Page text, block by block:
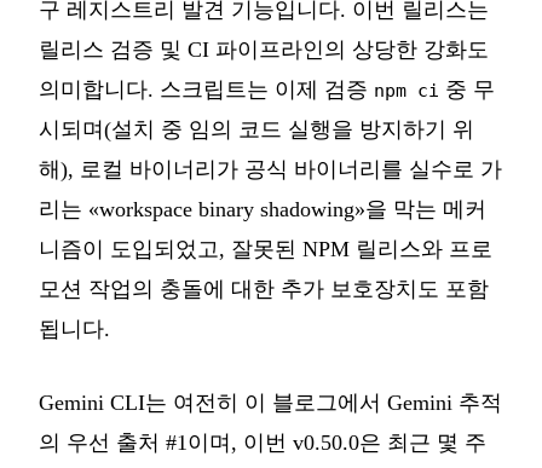
구 레지스트리 발견 기능입니다. 이번 릴리스는
릴리스 검증 및 CI 파이프라인의 상당한 강화도
의미합니다. 스크립트는 이제 검증 npm ci 중 무
시되며(설치 중 임의 코드 실행을 방지하기 위
해), 로컬 바이너리가 공식 바이너리를 실수로 가
리는 «workspace binary shadowing»을 막는 메커
니즘이 도입되었고, 잘못된 NPM 릴리스와 프로
모션 작업의 충돌에 대한 추가 보호장치도 포함
됩니다.
Gemini CLI는 여전히 이 블로그에서 Gemini 추적
의 우선 출처 #1이며, 이번 v0.50.0은 최근 몇 주